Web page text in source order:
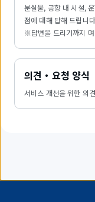
분실물, 공항 내 시설,
점에 대해 답해 드립니
※답변을 드리기까지
의견・요청 양식
서비스 개선을 위한 의